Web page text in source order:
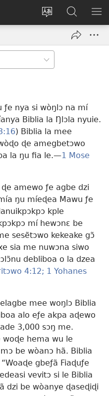
Trɔ
gbegbɔgblɔa
Ge
Ðe
new
window)
JW.ORG
Nudidi
ƒe nya si wòŋlɔ na mí
Biblia la Ŋlɔla nyuie.
) Biblia la mee
ɖe amegbetɔwo
la ŋu fia le.—1 Mose
amewo ƒe agbe dzi
ŋu míeɖea Mawu ƒe
kple
mí hewɔnɛ be
sesẽtɔwo kekeake gɔ̃
sia me nuwɔna siwo
debliboa o la dzea
4:12; 1 Yohanes
mee woŋlɔ Biblia
alo eƒe akpa aɖewo
3,000 sɔŋ me.
woɖe hema wu le
be wòanɔ hã. Biblia
gbeƒã Fiaɖuƒe
vevitɔ si le Biblia
dzi be wòanye ɖaseɖiɖi